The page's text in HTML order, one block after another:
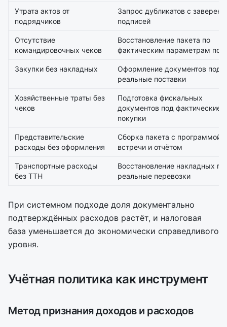
Утрата актов от
подрядчиков
Запрос дубликатов с
подписей
Отсутствие
командировочных чеков
Восстановление пакета по
фактическим параметрам
Закупки без накладных
Оформление документов под
реальные поставки
Хозяйственные траты без
чеков
Подготовка фискальных
документов под фактические
покупки
Представительские
расходы без оформления
Сборка пакета с программой
встречи и отчётом
Транспортные расходы
без ТТН
Восстановление накладных
реальные перевозки
При системном подходе доля документально
подтверждённых расходов растёт, и налоговая
база уменьшается до экономически справедливого
уровня.
Учётная политика как инструмент
Метод признания доходов и расходов